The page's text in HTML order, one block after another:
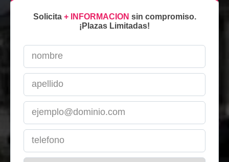
Solicita + INFORMACION sin compromiso.
¡Plazas Limitadas!